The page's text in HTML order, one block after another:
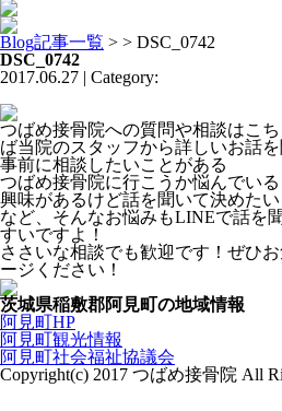
Blog記事一覧 > > DSC_0742
DSC_0742
2017.06.27 | Category:
つばめ接骨院への質問や相談はこ
ば当院のスタッフから詳しいお話
事前に相談したいことがある
つばめ接骨院に行こうか悩んでいる
興味があるけど話を聞いて決めたい
など、そんなお悩みもLINEで話を
すいですよ！
ささいな相談でも歓迎です！ぜひ
ージください！
茨城県稲敷郡阿見町の地域情報
阿見町HP
阿見町観光情報
阿見町社会福祉協議会
Copyright(c) 2017 つばめ接骨院 All